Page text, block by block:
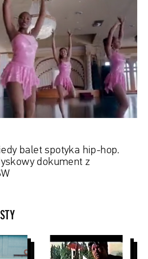
balet spotyka hip-hop.
dokument z
Paul
Thomas